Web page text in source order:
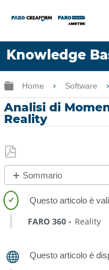
Knowledge
Lingua
Chiedere aiuto
Ingrandisci/riduci
Home Software
Analisi di
Reality
Salva
come
PDF
Sommario
No
intestazioni
FARO 360 Reality